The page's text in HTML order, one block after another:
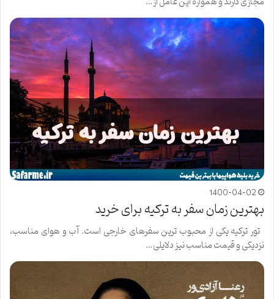
1400-04-02
بهترین زمان سفر به ترکیه برای خرید
تور ترکیه یکی از محبوب ترین سفرهای خارجی است. آب و هوای مناسب،
نزدیکی و قیمت مناسب نیز دلایلی…